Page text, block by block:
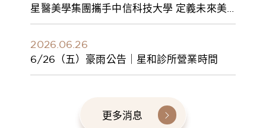
星醫美學集團攜手中信科技大學 定義未來美
學人才新標準 建構健康美學產學共育模式 串
2026.06.26
6/26（五）豪雨公告｜星和診所營業時間
更多消息